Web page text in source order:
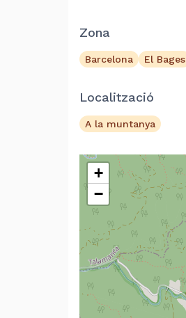
Zona
Barcelona El Bages
Localització
A la muntanya
+
−